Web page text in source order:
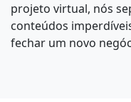
projeto virtual, nós
conteúdos
fechar um novo